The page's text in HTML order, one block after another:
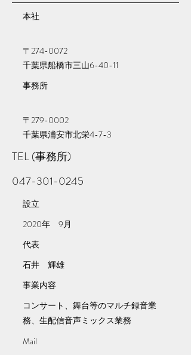
​本社
〒274-0072
​千葉県船橋市三山6-40-11
​事務所
〒279-0002
​千葉県浦安市北栄4-7-3
TEL (事務所)
​047-301-0245
​設立
​2020年 9月
代表
​石井 輝雄
事業内容
​コンサート、舞台等のマルチ録音業
務、​生配信音声ミックス業務
​Mail